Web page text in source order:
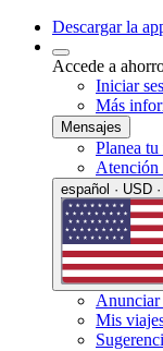
Descargar la
Accede a
Iniciar
Más
Mensajes
Planea
Atención
español · USD
Anunciar
Mis